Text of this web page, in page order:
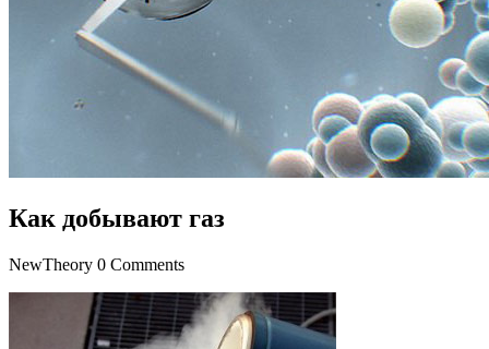
Как добывают газ
NewTheory 0 Comments